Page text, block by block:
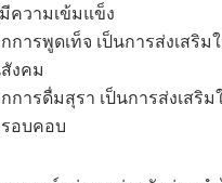
ความเข้มแข็ง
การพูดเท็จ เป็นการส่งเสริ
งคม
กการดื่มสุรา เป็นการส่งเส
รอบคอบ